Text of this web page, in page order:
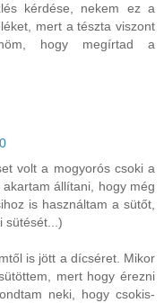
kérdése, nekem ez a
mert a tészta viszont
hogy megírtad a
volt a mogyorós csoki a
állítani, hogy még
is használtam a sütőt,
sütését...)
is jött a dícséret. Mikor
mert hogy érezni
neki, hogy csokis-